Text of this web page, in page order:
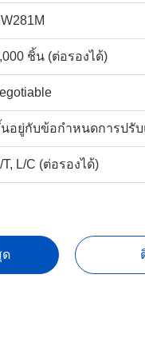
ชิ้น (ต่อรองได้)
อยู่กับข้อกำหนดการปรับ
T, L/C (ต่อรองได้)
ด